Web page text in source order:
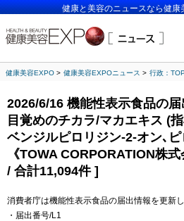
健康と美容のニュースなら健康
健康美容EXPO 健康美容EXPOニュース 行政：
2026/6/16 機能性表示食品の
目覚めのチカラ/マカエキス (
ベンジルピロリジン-2-オン､
《TOWA CORPORATION株
/ 合計11,094件 ]
消費者庁は機能性表示食品の届出情報を更新し
・届出番号/L1